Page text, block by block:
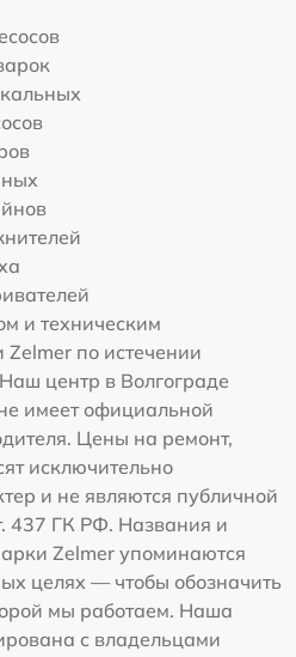
и техническим
по истечении
центр в Волгограде
имеет официальной
Цены на ремонт,
исключительно
и не являются публичной
437 ГК РФ. Названия и
Zelmer упоминаются
целях — чтобы обозначить
мы работаем. Наша
с владельцами